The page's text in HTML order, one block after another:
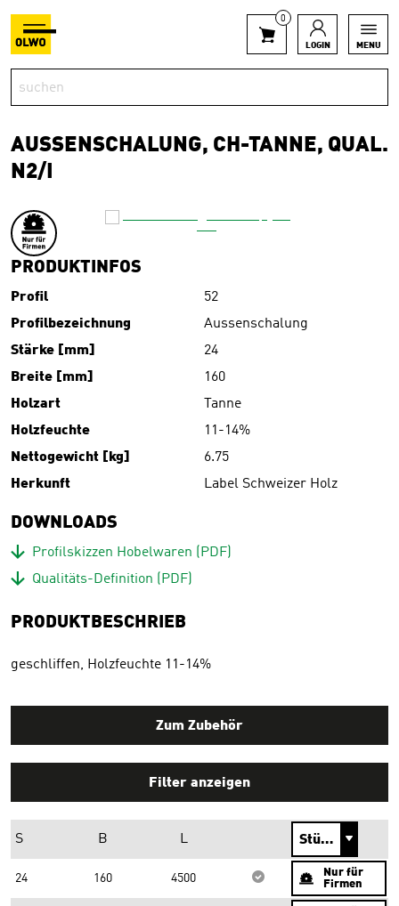
0
LOGIN MENU
AUSSENSCHALUNG, CH-TANNE, QUAL.
N2/I
PRODUKTINFOS
Profil
52
Profilbezeichnung
Aussenschalung
Stärke [mm]
24
Breite [mm]
160
Holzart
Tanne
Holzfeuchte
11-14%
Nettogewicht [kg]
6.75
Herkunft
Label Schweizer Holz
DOWNLOADS
Download
Profilskizzen Hobelwaren
(PDF)
Download
Qualitäts-Definition (PDF)
PRODUKTBESCHRIEB
geschliffen, Holzfeuchte 11-14%
Zum Zubehör
Filter anzeigen
S B L
24 160 4500
Nur für
Firmen